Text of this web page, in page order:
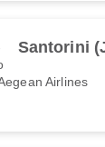
Santorini
Airlines